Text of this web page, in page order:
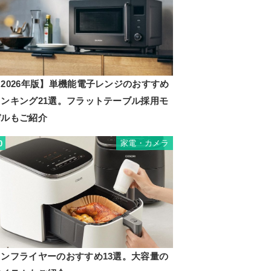
年版】単機能電子レンジのおすすめ
キング21選。フラットテーブル採用モ
もご紹介
家電・カメラ
フライヤーのおすすめ13選。大容量の